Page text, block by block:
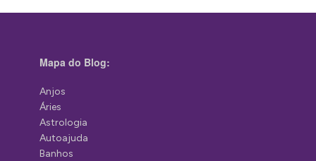
Mapa do Blog:
Anjos
Áries
Astrologia
Autoajuda
Banhos